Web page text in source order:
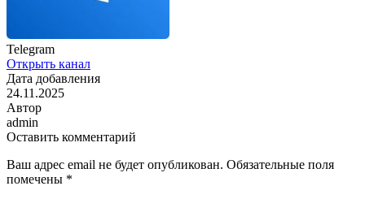
Telegram
Открыть канал
Дата добавления
24.11.2025
Автор
admin
Оставить комментарий
Ваш адрес email не будет опубликован. Обязательные поля
помечены *